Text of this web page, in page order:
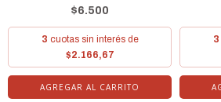
$6.500
3 cuotas sin interés de
$2.166,67
3